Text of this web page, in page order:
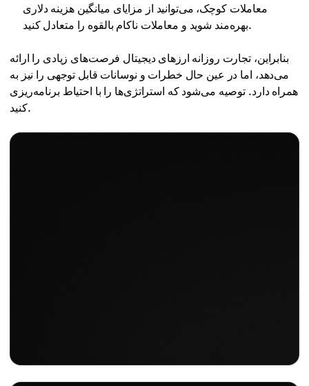
معاملات کوچک، می‌توانید از مزایای میانگین هزینه دلاری
بهره‌مند شوید و معاملات ناکام بالقوه را متعادل کنید.
بنابراین، تجارت روزانه ارزهای دیجیتال فرصت‌های زیادی را ارائه
می‌دهد، اما در عین حال خطرات و نوسانات قابل توجهی را نیز به
همراه دارد. توصیه می‌شود که استراتژی‌ها را با احتیاط برنامه‌ریزی
کنید.